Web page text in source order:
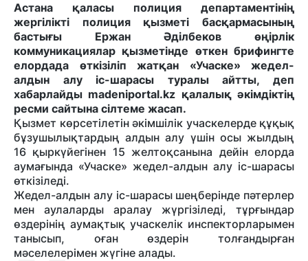
Астана қаласы полиция департаментінің
жергілікті полиция қызметі басқармасының
бастығы Ержан Әділбеков өңірлік
коммуникациялар қызметінде өткен брифингте
елордада өткізіліп жатқан «Учаске» жедел-
алдын алу іс-шарасы туралы айтты, деп
хабарлайды madeniportal.kz қалалық әкімдіктің
ресми сайтына сілтеме жасап.
Қызмет көрсетілетін әкімшілік учаскелерде құқық
бұзушылықтардың алдын алу үшін осы жылдың
16 қыркүйегінен 15 желтоқсанына дейін елорда
аумағында «Учаске» жедел-алдын алу іс-шарасы
өткізіледі.
Жедел-алдын алу іс-шарасы шеңберінде пәтерлер
мен аулаларды аралау жүргізіледі, тұрғындар
өздерінің аумақтық учаскелік инспекторларымен
танысып, оған өздерін толғандырған
мәселелерімен жүгіне алады.